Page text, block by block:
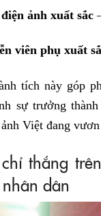
ảnh xuất sắc
viên phụ xuất
tích này góp
sự trưởng
Việt đang
thắng
dân